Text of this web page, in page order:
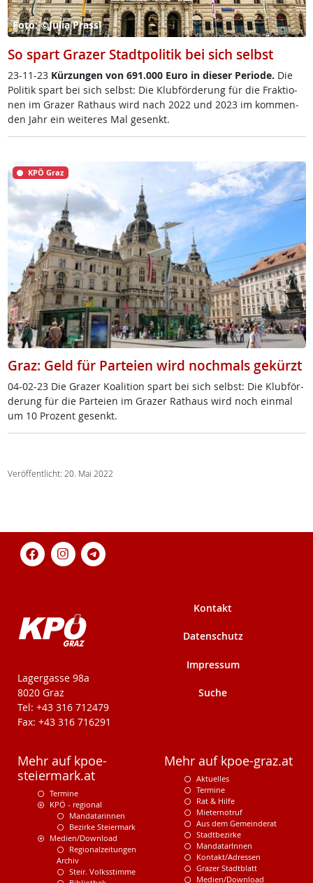
Foto: ©Julia Prassl
So spart Grazer Stadtpolitik bei sich selbst
23-11-23 Kür­zun­gen von 691.000 Eu­ro in die­ser Pe­rio­de. Die
Po­li­tik spart bei sich selbst: Die Klub­för­de­rung für die Frak­tio­
nen im Gra­zer Rat­haus wird nach 2022 und 2023 im kom­men­
den Jahr ein wei­te­res Mal ge­senkt.
KPÖ Graz
Graz: Geld für Parteien wird nochmals gekürzt
04-02-23 Die Gra­zer Koa­li­ti­on spart bei sich selbst: Die Klub­för­
de­rung für die Par­tei­en im Gra­zer Rat­haus wird noch ein­mal
um 10 Pro­zent ge­senkt.
Veröffentlicht: 20. Mai 2022
KPÖ-Steiermark
Lagergasse 98a
8020 Graz
Tel: +43 316 712479
Fax: +43 316 716291
Kontakt
Datenschutz
Impressum
Suche
Mehr auf kpoe-
steiermark.at
Termine
KPÖ - regional
Mandatarinnen
Bezirke Steiermark
Medien/Download
Regionalzeitungen
Archiv
Steir. Volksstimme
Mehr auf kpoe-graz.at
Aktuelles
Termine
Rat & Hilfe
Mieternotruf
Aus dem Gemeinderat
Stadtbezirke
MandatarInnen
Kontakt/Adressen
Grazer Stadtblatt
Medien/Download